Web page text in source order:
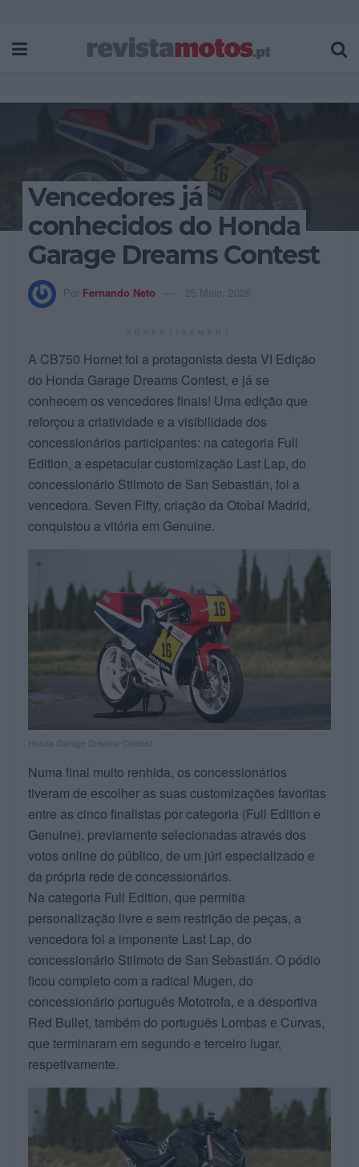
Vencedores já
conhecidos do Honda
Garage Dreams Contest
Por Fernando Neto 25 Maio, 2026
A CB750 Hornet foi a protagonista desta VI Edição
do Honda Garage Dreams Contest, e já se
conhecem os vencedores finais! Uma edição que
reforçou a criatividade e a visibilidade dos
concessionários participantes: na categoria Full
Edition, a espetacular customização Last Lap, do
concessionário Stilmoto de San Sebastián, foi a
vencedora. Seven Fifty, criação da Otobai Madrid,
conquistou a vitória em Genuine.
Honda Garage Dreams Contest
Numa final muito renhida, os concessionários
tiveram de escolher as suas customizações favoritas
entre as cinco finalistas por categoria (Full Edition e
Genuine), previamente selecionadas através dos
votos online do público, de um júri especializado e
da própria rede de concessionários.
Na categoria Full Edition, que permitia
personalização livre e sem restrição de peças, a
vencedora foi a imponente Last Lap, do
concessionário Stilmoto de San Sebastián. O pódio
ficou completo com a radical Mugen, do
concessionário português Mototrofa, e a desportiva
Red Bullet, também do português Lombas e Curvas,
que terminaram em segundo e terceiro lugar,
respetivamente.